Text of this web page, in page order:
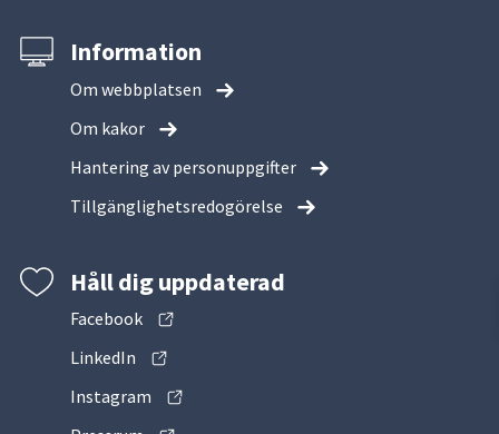
Information
Om webbplatsen
Om kakor
Hantering av personuppgifter
Tillgänglighetsredogörelse
Håll dig uppdaterad
Facebook
LinkedIn
Instagram